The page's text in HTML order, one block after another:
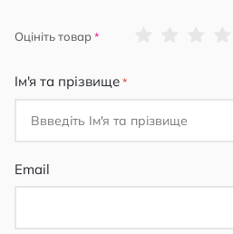
Оцініть товар
Ім'я та прізвище
Email